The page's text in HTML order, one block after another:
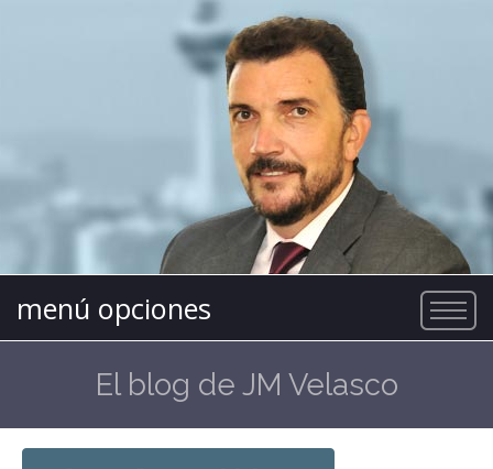
menú opciones
El blog de JM Velasco